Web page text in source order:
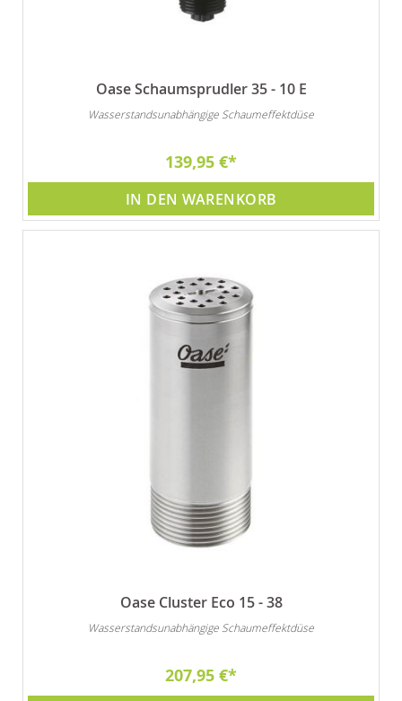
Oase Schaumsprudler 35 - 10 E
Wasserstandsunabhängige Schaumeffektdüse
139,95 €
IN DEN WARENKORB
Oase Cluster Eco 15 - 38
Wasserstandsunabhängige Schaumeffektdüse
207,95 €